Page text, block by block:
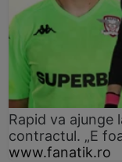
Rapid va ajunge
contractul. „E
www.fanatik.ro